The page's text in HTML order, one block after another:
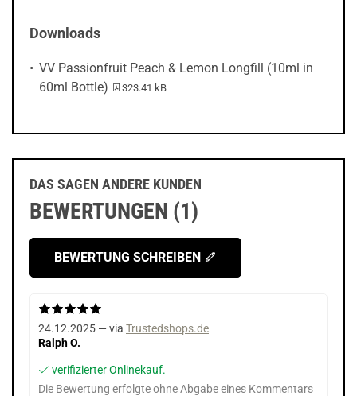
Downloads
VV Passionfruit Peach & Lemon Longfill (10ml in
60ml Bottle)
PDF-Datei:
323.41 kB
DAS SAGEN ANDERE KUNDEN
BEWERTUNGEN (1)
BEWERTUNG SCHREIBEN
24.12.2025 — via Trustedshops.de
Ralph O.
verifizierter Onlinekauf.
Die Bewertung erfolgte ohne Abgabe eines Kommentars